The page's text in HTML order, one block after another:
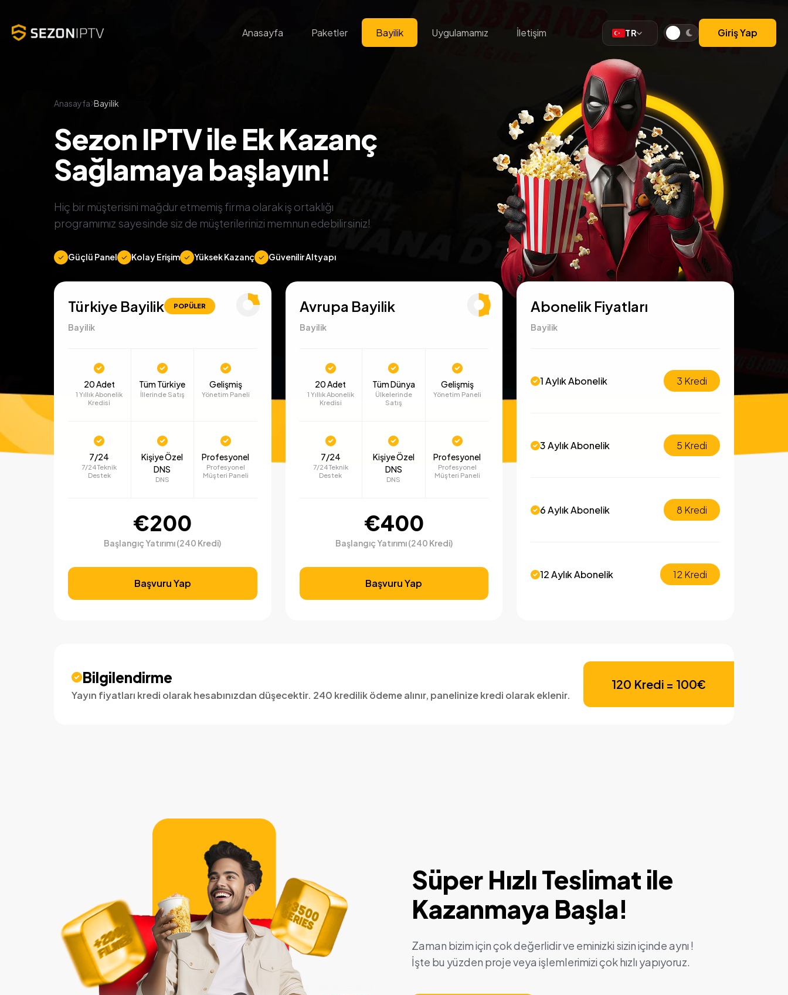
Anasayfa Paketler Bayilik Uygulamamız İletişim TR Giriş Yap
Anasayfa Bayilik
Sezon IPTV ile Ek Kazanç
Sağlamaya başlayın!
Hiç bir müşterisini mağdur etmemiş firma olarak iş ortaklığı
programımız sayesinde siz de müşterilerinizi memnun edebilirsiniz!
Güçlü Panel Kolay Erişim Yüksek Kazanç Güvenilir Altyapı
Türkiye Bayilik POPÜLER
Bayilik
20 Adet
1 Yıllık Abonelik
Kredisi
Tüm Türkiye
İllerinde Satış
Gelişmiş
Yönetim Paneli
7/24
7/24 Teknik
Destek
Kişiye Özel
DNS
DNS
Profesyonel
Profesyonel
Müşteri Paneli
€200
Başlangıç Yatırımı (240 Kredi)
Başvuru Yap
Avrupa Bayilik
Bayilik
20 Adet
1 Yıllık Abonelik
Kredisi
Tüm Dünya
Ülkelerinde
Satış
Gelişmiş
Yönetim Paneli
7/24
7/24 Teknik
Destek
Kişiye Özel
DNS
DNS
Profesyonel
Profesyonel
Müşteri Paneli
€400
Başlangıç Yatırımı (240 Kredi)
Başvuru Yap
Abonelik Fiyatları
Bayilik
1 Aylık Abonelik 3 Kredi
3 Aylık Abonelik 5 Kredi
6 Aylık Abonelik 8 Kredi
12 Aylık Abonelik 12 Kredi
Bilgilendirme
Yayın fiyatları kredi olarak hesabınızdan düşecektir. 240 kredilik ödeme alınır, panelinize kredi olarak eklenir.
120 Kredi = 100€
Süper Hızlı Teslimat ile
Kazanmaya Başla!
Zaman bizim için çok değerlidir ve eminizki sizin içinde aynı !
İşte bu yüzden proje veya işlemlerimizi çok hızlı yapıyoruz.